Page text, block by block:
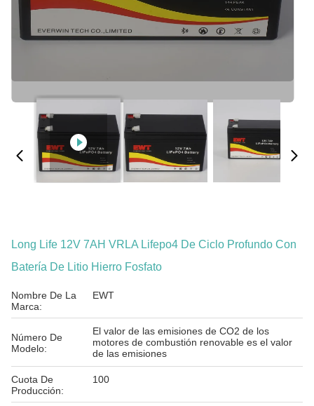
Long Life 12V 7AH VRLA Lifepo4 De Ciclo Profundo Con
Batería De Litio Hierro Fosfato
Nombre De La
Marca:
EWT
Número De
Modelo:
El valor de las emisiones de CO2 de los
motores de combustión renovable es el valor
de las emisiones
Cuota De
Producción:
100